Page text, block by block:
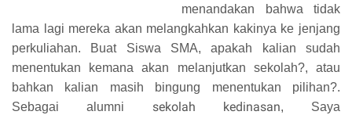
menandakan bahwa tidak
lama lagi mereka akan melangkahkan kakinya ke jenjang
perkuliahan. Buat Siswa SMA, apakah kalian sudah
menentukan kemana akan melanjutkan sekolah?, atau
bahkan kalian masih bingung menentukan pilihan?.
Sebagai alumni sekolah kedinasan, Saya